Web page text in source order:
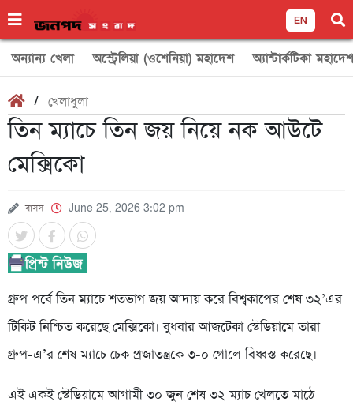
EN
অন্যান্য খেলা অস্ট্রেলিয়া (ওশেনিয়া) মহাদেশ অ্যান্টার্কটিকা মহাদেশ
/ খেলাধুলা
তিন ম্যাচে তিন জয় নিয়ে নক আউটে
মেক্সিকো
বাসস June 25, 2026 3:02 pm
গ্রুপ পর্বে তিন ম্যাচে শতভাগ জয় আদায় করে বিশ্বকাপের শেষ ৩২’এর
টিকিট নিশ্চিত করেছে মেক্সিকো। বুধবার আজটেকা স্টেডিয়ামে তারা
গ্রুপ-এ’র শেষ ম্যাচে চেক প্রজাতন্ত্রকে ৩-০ গোলে বিধ্বস্ত করেছে।
এই একই স্টেডিয়ামে আগামী ৩০ জুন শেষ ৩২ ম্যাচ খেলতে মাঠে